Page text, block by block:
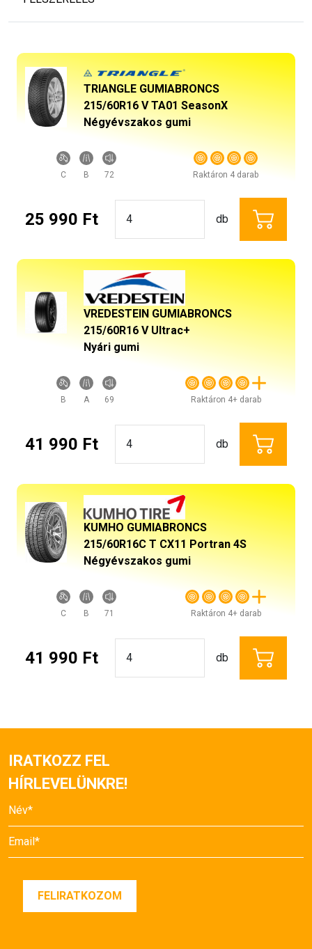
TRIANGLE GUMIABRONCS
215/60R16 V TA01 SeasonX
Négyévszakos gumi
C B 72 Raktáron 4 darab
25 990 Ft db
VREDESTEIN GUMIABRONCS
215/60R16 V Ultrac+
Nyári gumi
B A 69 Raktáron 4+ darab
41 990 Ft db
KUMHO GUMIABRONCS
215/60R16C T CX11 Portran 4S
Négyévszakos gumi
C B 71 Raktáron 4+ darab
41 990 Ft db
IRATKOZZ FEL
HÍRLEVELÜNKRE!